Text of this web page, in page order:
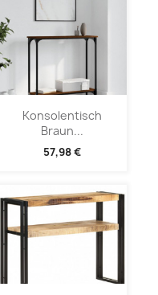
Konsolentisch
Braun...
57,98 €